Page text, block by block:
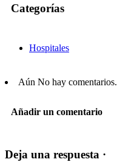
Categorías
Hospitales
Aún No hay comentarios.
Añadir un comentario
Deja una respuesta ·